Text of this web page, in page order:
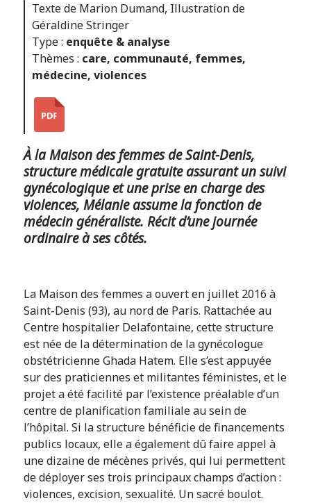
Texte de Marion Dumand, Illustration de
Géraldine Stringer
Type : enquête & analyse
Thèmes : care, communauté, femmes,
médecine, violences
À la Maison des femmes de Saint-Denis,
structure médicale gratuite assurant un suivi
gynécologique et une prise en charge des
violences, Mélanie assume la fonction de
médecin généraliste. Récit d’une journée
ordinaire à ses côtés.
La Maison des femmes a ouvert en juillet 2016 à
Saint-Denis (93), au nord de Paris. Rattachée au
Centre hospitalier Delafontaine, cette structure
est née de la détermination de la gynécologue
obstétricienne Ghada Hatem. Elle s’est appuyée
sur des praticiennes et militantes féministes, et le
projet a été facilité par l’existence préalable d’un
centre de planification familiale au sein de
l’hôpital. Si la structure bénéficie de financements
publics locaux, elle a également dû faire appel à
une dizaine de mécènes privés, qui lui permettent
de déployer ses trois principaux champs d’action :
violences, excision, sexualité. Un sacré boulot.